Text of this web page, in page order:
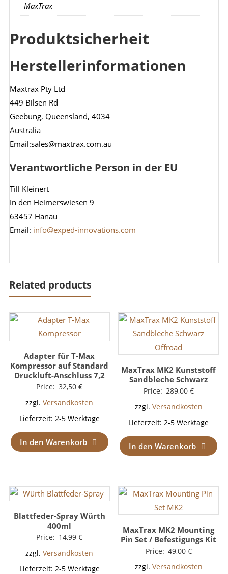
MaxTrax
Produktsicherheit
Herstellerinformationen
Maxtrax Pty Ltd
449 Bilsen Rd
Geebung, Queensland, 4034
Australia
Email:sales@maxtrax.com.au
Verantwortliche Person in der EU
Till Kleinert
In den Heimerswiesen 9
63457 Hanau
Email: info@exped-innovations.com
Related products
Adapter für T-Max
Kompressor auf Standard
Druckluft-Anschluss 7,2
Price: 32,50€
zzgl.Versandkosten
Lieferzeit: 2-5 Werktage
In den Warenkorb
MaxTrax MK2 Kunststoff
Sandbleche Schwarz
Price: 289,00 €
zzgl. Versandkosten
Lieferzeit:2-5 Werktage
In den Warenkorb
Blattfeder-Spray Würth
400ml
Price: 14,99€
zzgl.Versandkosten
Lieferzeit: 2-5 Werktage
MaxTrax MK2 Mounting
Pin Set / Befestigungs Kit
Price: 49,00 €
zzgl. Versandkosten